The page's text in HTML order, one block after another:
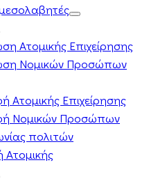
Ατομικής Επιχείρησης
Νομικών Προσώπων
Ατομικής Επιχείρησης
Νομικών Προσώπων
πολιτών